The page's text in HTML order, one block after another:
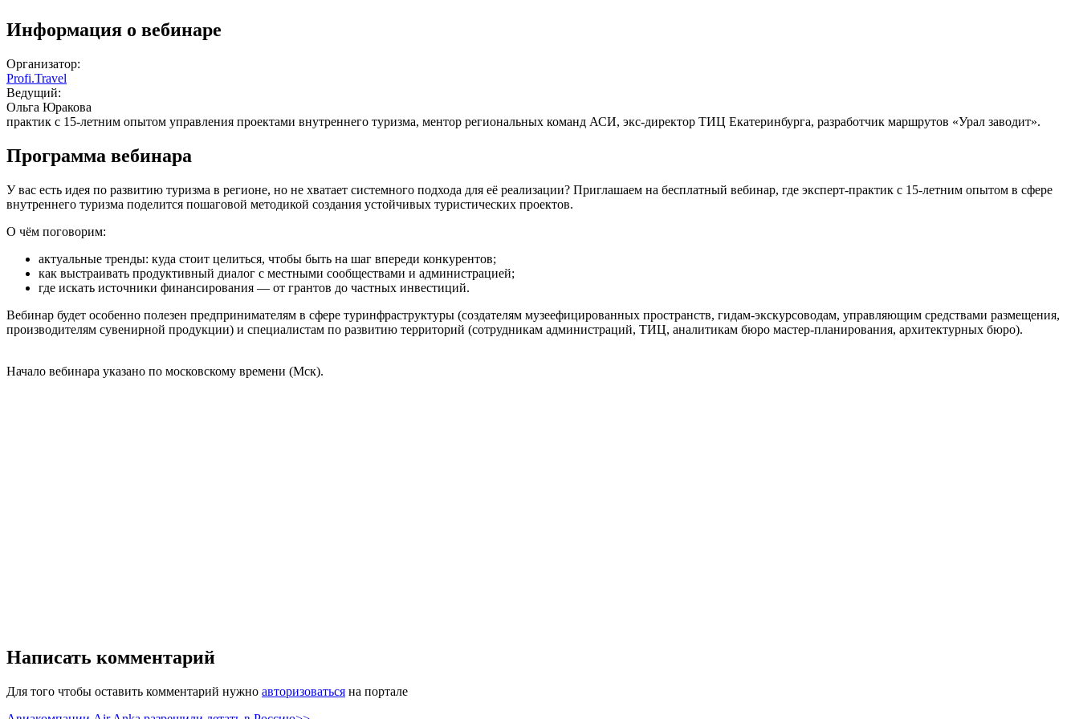
Информация о вебинаре
Организатор:
Profi.Travel
Ведущий:
Ольга Юракова
практик с 15-летним опытом управления проектами внутреннего туризма, ментор региональных команд АСИ, экс-директор ТИЦ Екатеринбурга, разработчик маршрутов «Урал заводит».
Программа вебинара
У вас есть идея по развитию туризма в регионе, но не хватает системного подхода для её реализации? Приглашаем на бесплатный вебинар, где эксперт-практик с 15-летним опытом в сфере
внутреннего туризма поделится пошаговой методикой создания устойчивых туристических проектов.
О чём поговорим:
актуальные тренды: куда стоит целиться, чтобы быть на шаг впереди конкурентов;
как выстраивать продуктивный диалог с местными сообществами и администрацией;
где искать источники финансирования — от грантов до частных инвестиций.
Вебинар будет особенно полезен предпринимателям в сфере туринфраструктуры (создателям музеефицированных пространств, гидам-экскурсоводам, управляющим средствами размещения,
производителям сувенирной продукции) и специалистам по развитию территорий (сотрудникам администраций, ТИЦ, аналитикам бюро мастер-планирования, архитектурных бюро).
Начало вебинара указано по московскому времени (Мск).
Написать комментарий
Для того чтобы оставить комментарий нужно авторизоваться на портале